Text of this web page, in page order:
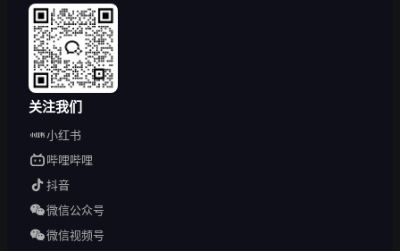
关注我们
小红书
哔哩哔哩
抖音
微信公众号
微信视频号